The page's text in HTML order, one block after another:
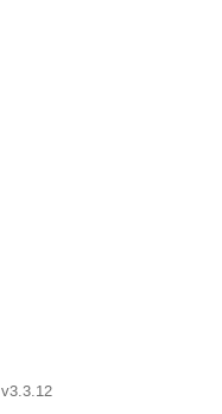
v3.3.12